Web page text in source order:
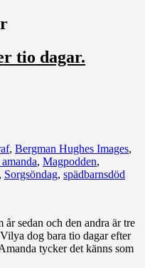
tio dagar.
, Bergman Hughes Images,
, Magpodden,
Sorgsöndag, spädbarnsdöd
sedan och den andra är tre
dog bara tio dagar efter
tycker det känns som